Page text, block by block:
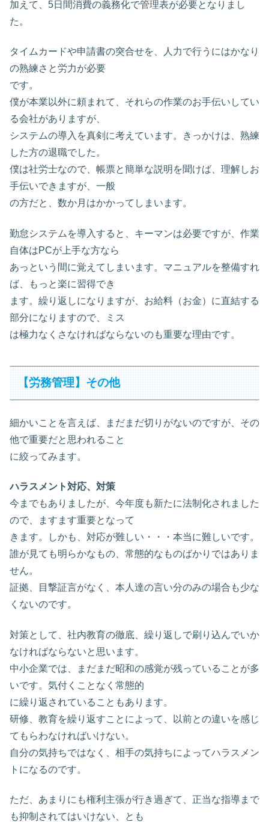
加えて、5日間消費の義務化で管理表が必要となりまし
た。
タイムカードや申請書の突合せを、人力で行うにはかなり
の熟練さと労力が必要
です。
僕が本業以外に頼まれて、それらの作業のお手伝いしてい
る会社がありますが、
システムの導入を真剣に考えています。きっかけは、熟練
した方の退職でした。
僕は社労士なので、帳票と簡単な説明を聞けば、理解しお
手伝いできますが、一般
の方だと、数か月はかかってしまいます。
勤怠システムを導入すると、キーマンは必要ですが、作業
自体はPCが上手な方なら
あっという間に覚えてしまいます。マニュアルを整備すれ
ば、もっと楽に習得でき
ます。繰り返しになりますが、お給料（お金）に直結する
部分になりますので、ミス
は極力なくさなければならないのも重要な理由です。
【労務管理】その他
細かいことを言えば、まだまだ切りがないのですが、その
他で重要だと思われること
に絞ってみます。
ハラスメント対応、対策
今までもありましたが、今年度も新たに法制化されました
ので、ますます重要となって
きます。しかも、対応が難しい・・・本当に難しいです。
誰が見ても明らかなもの、常態的なものばかりではありま
せん。
証拠、目撃証言がなく、本人達の言い分のみの場合も少な
くないのです。
対策として、社内教育の徹底、繰り返しで刷り込んでいか
なければならないと思います。
中小企業では、まだまだ昭和の感覚が残っていることが多
いです。気付くことなく常態的
に繰り返されていることもあります。
研修、教育を繰り返すことによって、以前との違いを感じ
てもらわなければいけない。
自分の気持ちではなく、相手の気持ちによってハラスメン
トになるのです。
ただ、あまりにも権利主張が行き過ぎて、正当な指導まで
も抑制されてはいけない、とも